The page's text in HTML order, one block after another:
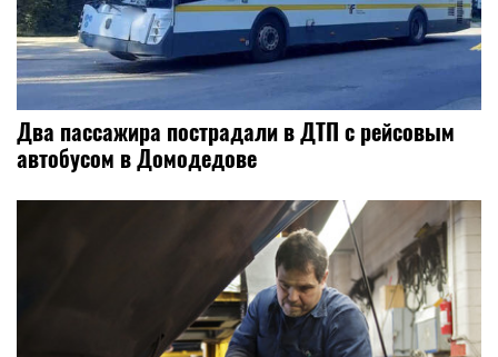
Два пассажира пострадали в ДТП с рейсовым
автобусом в Домодедове